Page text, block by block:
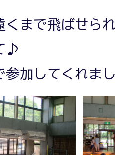
くまで飛ばせら
♪
参加してくれま